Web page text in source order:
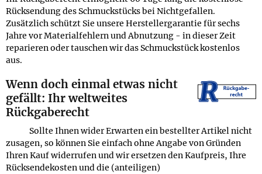
Rücksendung des Schmuckstücks bei Nichtgefallen.
Zusätzlich schützt Sie unsere Herstellergarantie für sechs
Jahre vor Materialfehlern und Abnutzung - in dieser Zeit
reparieren oder tauschen wir das Schmuckstück kostenlos
aus.
Wenn doch einmal etwas nicht
gefällt: Ihr weltweites
Rückgaberecht
Sollte Ihnen wider Erwarten ein bestellter Artikel nicht
zusagen, so können Sie einfach ohne Angabe von Gründen
Ihren Kauf widerrufen und wir ersetzen den Kaufpreis, Ihre
Rücksendekosten und die (anteiligen)